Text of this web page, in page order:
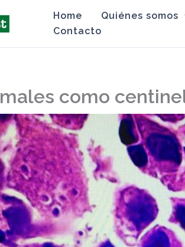
Home Quiénes somos
Contacto
como